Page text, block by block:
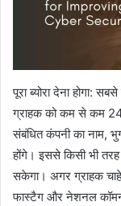
पूरा ब्योरा देना होगा:
ग्राहक को कम से कम 24
संबंधित कंपनी का नाम,
होंगे। इससे किसी भी तरह
सकेगा। अगर ग्राहक
फास्टैग और नेशनल कॉमन